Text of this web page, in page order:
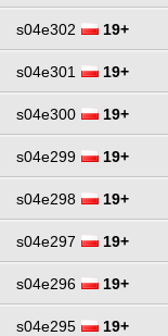
s04e302 19+
s04e301 19+
s04e300 19+
s04e299 19+
s04e298 19+
s04e297 19+
s04e296 19+
s04e295 19+